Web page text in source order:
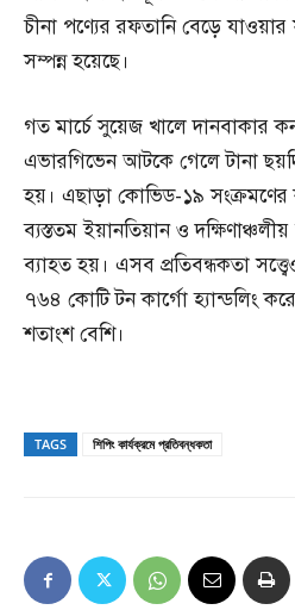
চীনা পণ্যের রফতানি বেড়ে
সম্পন্ন হয়েছে।
গত মার্চে সুয়েজ খালে দানবাকার
এভারগিভেন আটকে গেলে টানা
হয়। এছাড়া কোভিড-১৯ সংক্রমণের
ব্যস্ততম ইয়ানতিয়ান ও
ব্যাহত হয়। এসব প্রতিবন্ধকতা
৭৬৪ কোটি টন কার্গো হ্যান্ডলিং
শতাংশ বেশি।
TAGS শিপিং কার্যক্রমে প্রতিবন্ধকতা